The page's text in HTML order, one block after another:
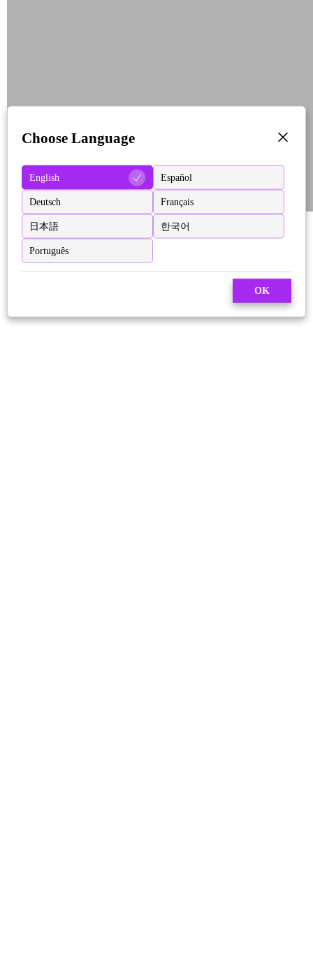
Choose Language
English Español
Deutsch Français
日本語 한국어
Português
OK